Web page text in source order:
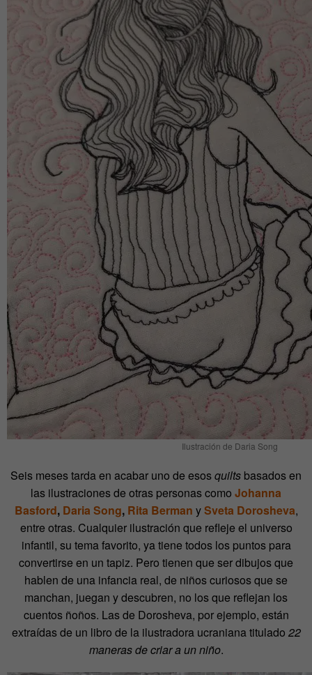
Ilustración de Daria Song
Seis meses tarda en acabar uno de esosquilts basados en
las ilustraciones de otras personas como Johanna
Basford, Daria Song, Rita Berman ySveta Dorosheva,
entre otras. Cualquier ilustración que refleje el universo
infantil, su tema favorito, ya tiene todos los puntos para
convertirse en un tapiz. Pero tienen que ser dibujos que
hablen de una infancia real, de niños curiosos que se
manchan, juegan y descubren, no los que reflejan los
cuentos ñoños. Las de Dorosheva, por ejemplo, están
extraídas de un libro de la ilustradora ucraniana titulado 22
maneras de criar a un niño.